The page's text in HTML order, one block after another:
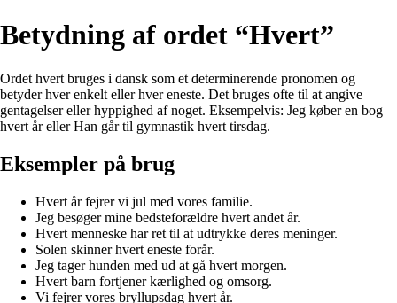
Betydning af ordet “Hvert”
Ordet hvert bruges i dansk som et determinerende pronomen og
betyder hver enkelt eller hver eneste. Det bruges ofte til at angive
gentagelser eller hyppighed af noget. Eksempelvis: Jeg køber en bog
hvert år eller Han går til gymnastik hvert tirsdag.
Eksempler på brug
Hvert år fejrer vi jul med vores familie.
Jeg besøger mine bedsteforældre hvert andet år.
Hvert menneske har ret til at udtrykke deres meninger.
Solen skinner hvert eneste forår.
Jeg tager hunden med ud at gå hvert morgen.
Hvert barn fortjener kærlighed og omsorg.
Vi fejrer vores bryllupsdag hvert år.